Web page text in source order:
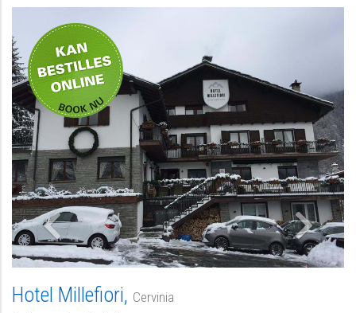
Kan bestilles
online
Hotel Millefiori, Cervinia